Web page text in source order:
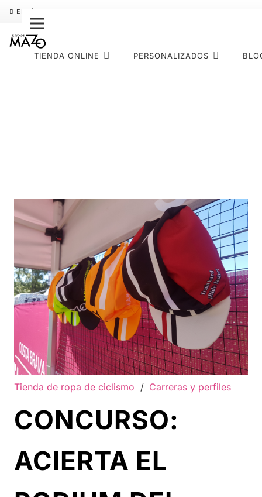
ENVÍO GRATIS
TIENDA ONLINE PERSONALIZADOS
Tienda de ropa de ciclismo / Carreras y perfiles
CONCURSO:
ACIERTA EL